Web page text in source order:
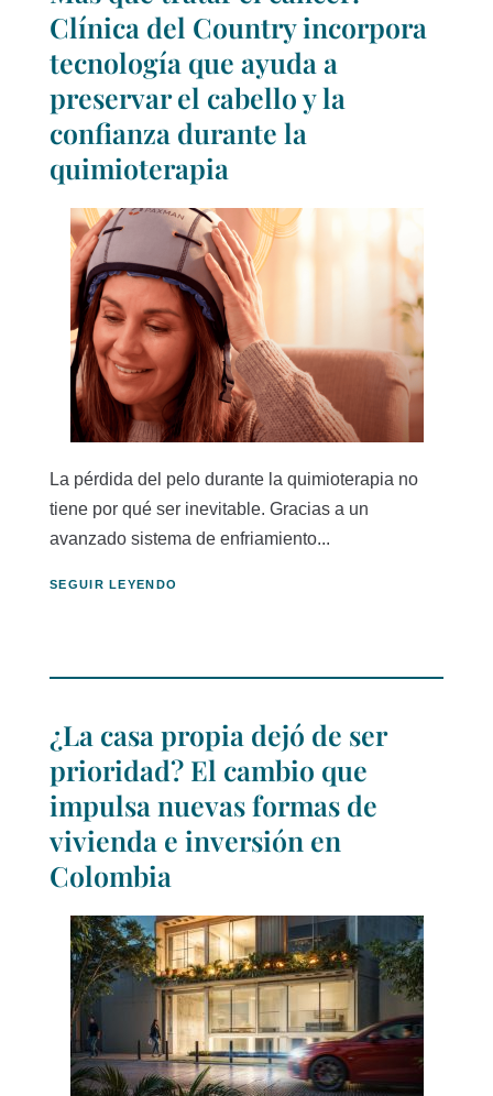
Clínica del Country incorpora
tecnología que ayuda a
preservar el cabello y la
confianza durante la
quimioterapia
La pérdida del pelo durante la quimioterapia no
tiene por qué ser inevitable. Gracias a un
avanzado sistema de enfriamiento...
SEGUIR LEYENDO
¿La casa propia dejó de ser
prioridad? El cambio que
impulsa nuevas formas de
vivienda e inversión en
Colombia